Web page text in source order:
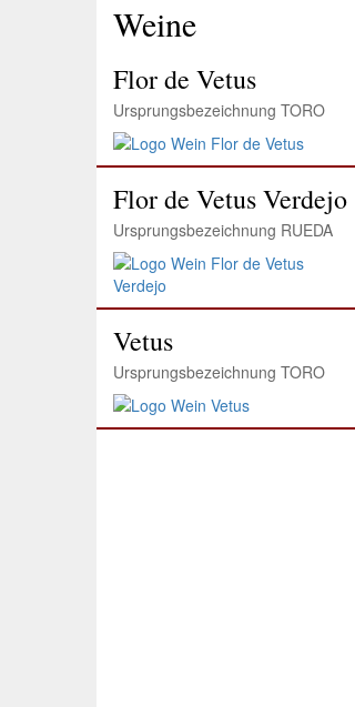
Weine
Flor de Vetus
Ursprungsbezeichnung TORO
Flor de Vetus Verdejo
Ursprungsbezeichnung RUEDA
Vetus
Ursprungsbezeichnung TORO